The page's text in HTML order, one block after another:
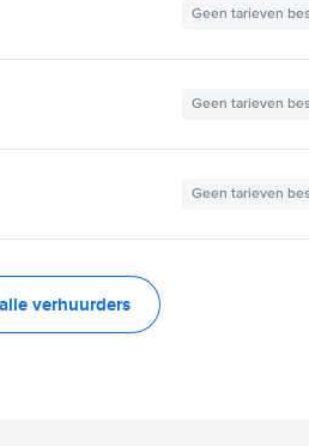
Geen tarieven
Geen tarieven
Geen tarieven
verhuurders